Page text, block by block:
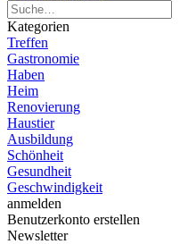
Kategorien
Treffen
Gastronomie
Haben
Heim
Renovierung
Haustier
Ausbildung
Schönheit
Gesundheit
Geschwindigkeit
anmelden
Benutzerkonto erstellen
Newsletter